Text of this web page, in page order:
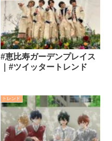
#恵比寿ガーデンプレイス
｜#ツイッタートレンド
トレンド